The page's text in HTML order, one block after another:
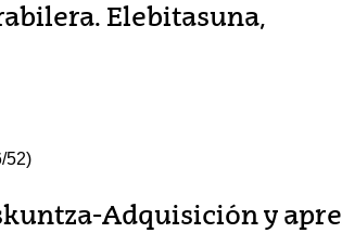
Elebitasuna,
52)
Adquisición y